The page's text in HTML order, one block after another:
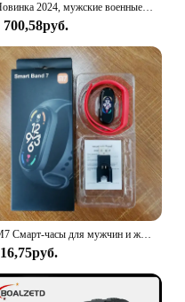
is not just about
Its sleek, modern
while the
ensures a perfect
design makes
you're hitting the
watch is designed to
lifestyle, making it
adventures.
Новинка 2024, мужские военные Смарт-часы Xiaomi, IP68, 5ATM, уличный спортивный фитнес-трекер, монитор здоровья, 1,96 дюйма, BT Смарт-часы с вызовом
700,58руб.
M7 Смарт-часы для мужчин и женщин Фитнес-трекер Часы Монитор сердечного ритма и артериального давления Смарт-часы Спортивные водонепроницаемые часы Смарт-браслет